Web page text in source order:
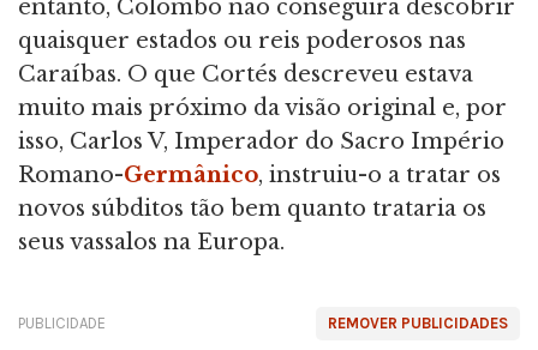
entanto, Colombo não conseguira descobrir
quaisquer estados ou reis poderosos nas
Caraíbas. O que Cortés descreveu estava
muito mais próximo da visão original e, por
isso, Carlos V, Imperador do Sacro Império
Romano-Germânico, instruiu-o a tratar os
novos súbditos tão bem quanto trataria os
seus vassalos na Europa.
REMOVER PUBLICIDADES
PUBLICIDADE